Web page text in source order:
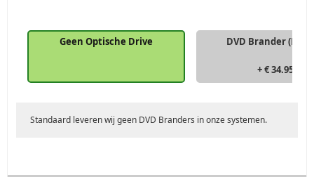
Geen Optische Drive DVD Brander
+ € 34.95
Standaard leveren wij geen DVD Branders in onze systemen.